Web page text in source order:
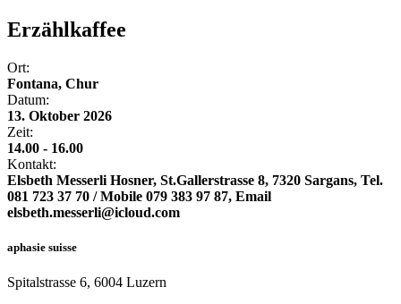
Erzählkaffee
Ort:
Fontana, Chur
Datum:
13. Oktober 2026
Zeit:
14.00 - 16.00
Kontakt:
Elsbeth Messerli Hosner, St.Gallerstrasse 8, 7320 Sargans, Tel.
081 723 37 70 / Mobile 079 383 97 87, Email
elsbeth.messerli@icloud.com
aphasie suisse
Spitalstrasse 6, 6004 Luzern